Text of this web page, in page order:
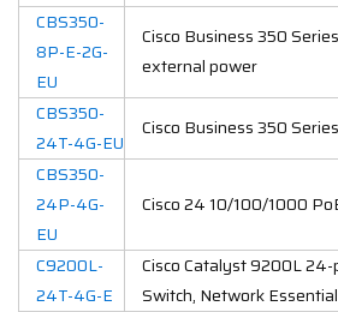
CBS350-
8P-E-2G-
EU
Cisco Business 350
external power
CBS350-
24T-4G-EU
Cisco Business 350
CBS350-
24P-4G-
EU
Cisco 24 10/100/1000
C9200L-
24T-4G-E
Cisco Catalyst 9200L
Switch, Network